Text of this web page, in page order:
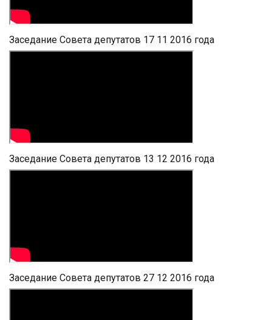
Заседание Совета депутатов 17 11 2016 года
Заседание Совета депутатов 13 12 2016 года
Заседание Совета депутатов 27 12 2016 года